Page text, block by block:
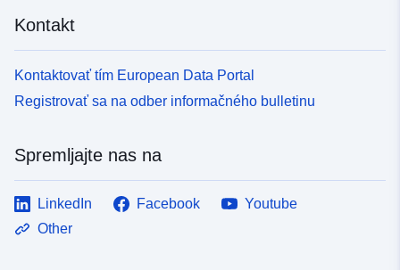
Kontakt
Kontaktovať tím European Data Portal
Registrovať sa na odber informačného bulletinu
Spremljajte nas na
LinkedIn Facebook
Youtube
Other